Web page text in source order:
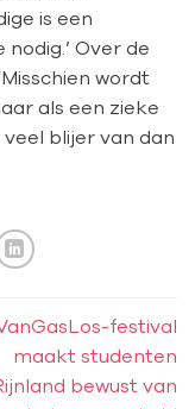
is een
Over de
wordt
als een zieke
blijer van dan
festival
maakt studenten
bewust van